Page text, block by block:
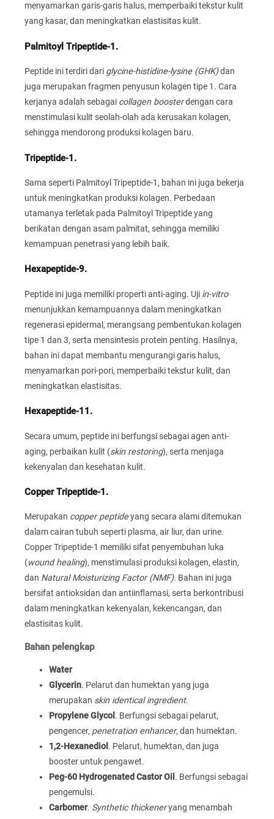
menyamarkan garis-garis halus, memperbaiki tekstur kulit
yang kasar, dan meningkatkan elastisitas kulit.
Palmitoyl Tripeptide-1.
Peptide ini terdiri dari glycine-histidine-lysine (GHK)dan
juga merupakan fragmen penyusun kolagen tipe 1. Cara
kerjanya adalah sebagai collagen boosterdengan cara
menstimulasi kulit seolah-olah ada kerusakan kolagen,
sehingga mendorong produksi kolagen baru.
Tripeptide-1.
Sama seperti Palmitoyl Tripeptide-1, bahan ini juga bekerja
untuk meningkatkan produksi kolagen. Perbedaan
utamanya terletak pada Palmitoyl Tripeptide yang
berikatan dengan asam palmitat, sehingga memiliki
kemampuan penetrasi yang lebih baik.
Hexapeptide-9.
Peptide ini juga memiliki properti anti-aging. Uji in-vitro
menunjukkan kemampuannya dalam meningkatkan
regenerasi epidermal, merangsang pembentukan kolagen
tipe 1 dan 3, serta mensintesis protein penting. Hasilnya,
bahan ini dapat membantu mengurangi garis halus,
menyamarkan pori-pori, memperbaiki tekstur kulit, dan
meningkatkan elastisitas.
Hexapeptide-11.
Secara umum, peptide ini berfungsi sebagai agen anti-
aging, perbaikan kulit (skin restoring), serta menjaga
kekenyalan dan kesehatan kulit.
Copper Tripeptide-1.
Merupakan copper peptideyang secara alami ditemukan
dalam cairan tubuh seperti plasma, air liur, dan urine.
Copper Tripeptide-1 memiliki sifat penyembuhan luka
(wound healing), menstimulasi produksi kolagen, elastin,
dan Natural Moisturizing Factor (NMF). Bahan ini juga
bersifat antioksidan dan antiinflamasi, serta berkontribusi
dalam meningkatkan kekenyalan, kekencangan, dan
elastisitas kulit.
Bahan pelengkap
Water
Glycerin. Pelarut dan humektan yang juga
merupakan skin identical ingredient.
Propylene Glycol . Berfungsi sebagai pelarut,
pengencer, penetration enhancer, dan humektan.
1,2-Hexanediol . Pelarut, humektan, dan juga
booster untuk pengawet.
Peg-60 Hydrogenated Castor Oil . Berfungsi sebagai
pengemulsi.
Carbomer. Synthetic thickeneryang menambah